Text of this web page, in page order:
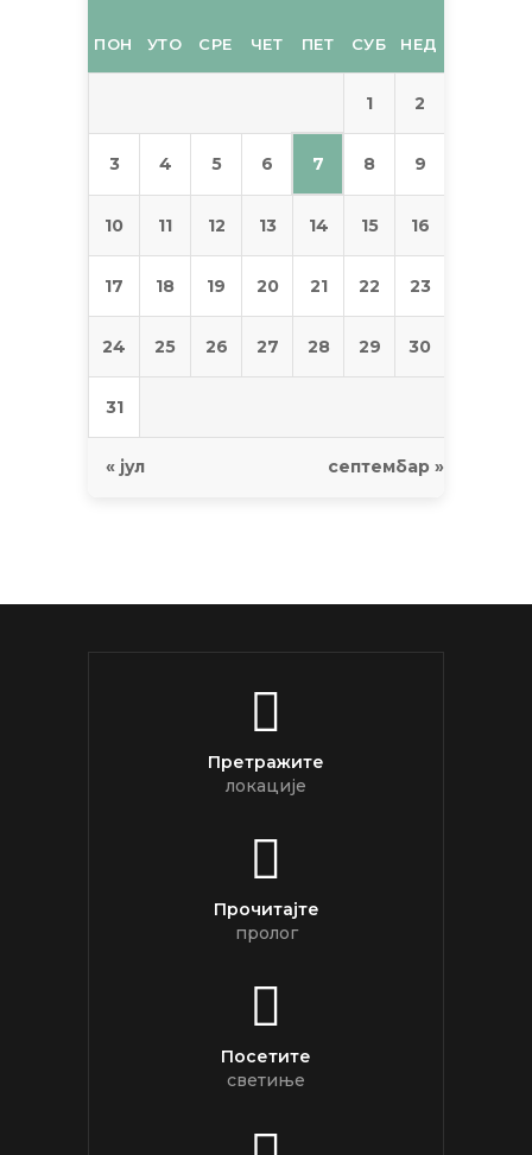
ПОН УТО СРЕ ЧЕТ ПЕТ СУБ НЕД
1 2
3 4 5 6 7 8 9
10 11 12 13 14 15 16
17 18 19 20 21 22 23
24 25 26 27 28 29 30
31
« јул септембар »
Претражите
локације
Прочитајте
пролог
Посетите
светиње